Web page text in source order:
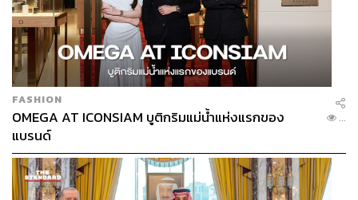
FASHION
OMEGA AT ICONSIAM บูติกริมแม่น้ำแห่งแรกของ
แบรนด์
...